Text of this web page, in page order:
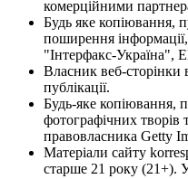
комерційними
Будь яке копіювання,
поширення
"Інтерфакс-Україна",
Власник веб-сторінки
публікації.
Будь-яке копіювання,
фотографічних творів
правовласника Getty
Матеріали сайту
старше 21 року (21+).